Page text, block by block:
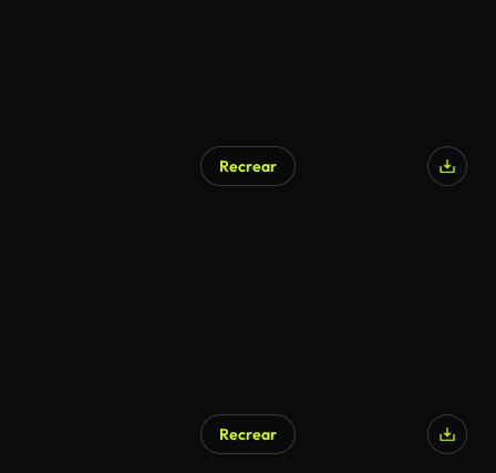
Recrear
Recrear